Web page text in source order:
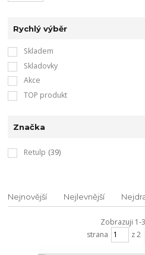
Rychlý výběr
Skladem
Skladovky
Akce
TOP produkt
Značka
Retulp (39)
Nejnovější Nejlevnější
Zobrazuji 1-
strana
z 2